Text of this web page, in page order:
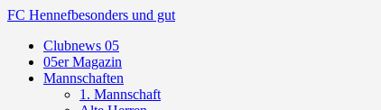
FC Hennefbesonders und gut
Clubnews 05
05er Magazin
Mannschaften
1. Mannschaft